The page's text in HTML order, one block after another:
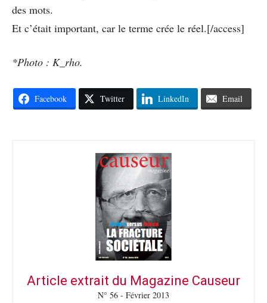
des mots.
Et c’était important, car le terme crée le réel.[/access]
*Photo : K_rho.
Facebook Twitter LinkedIn Email
Article extrait du Magazine Causeur
N° 56 - Février 2013